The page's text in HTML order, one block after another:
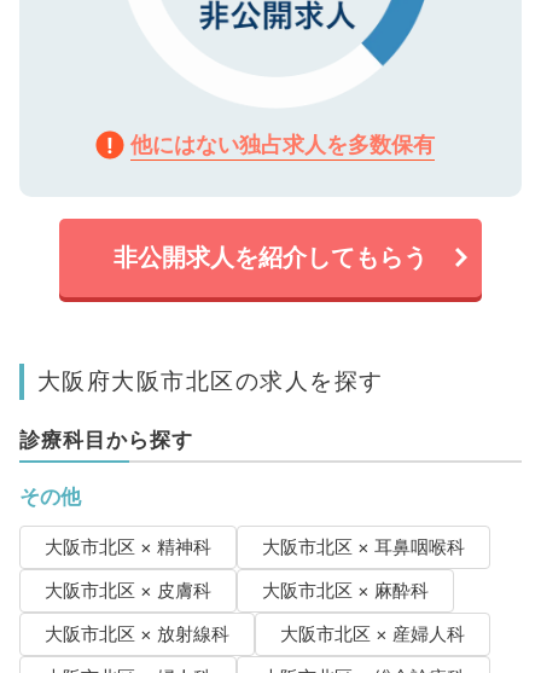
他にはない独占求人を多数保有
非公開求人を紹介してもらう
大阪府大阪市北区の求人を探す
診療科目から探す
その他
大阪市北区 × 精神科
大阪市北区 × 耳鼻咽喉科
大阪市北区 × 皮膚科
大阪市北区 × 麻酔科
大阪市北区 × 放射線科
大阪市北区 × 産婦人科